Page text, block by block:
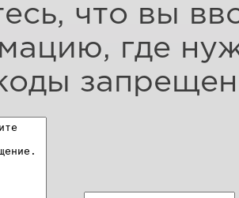
что вы
где